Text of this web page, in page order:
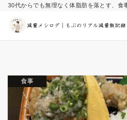
30代からでも無理なく体脂肪を落とす、食
食事